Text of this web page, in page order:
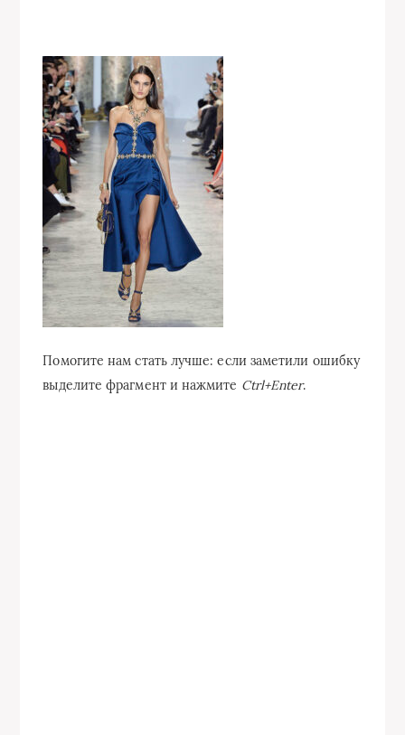
Помогите нам стать лучше: если заметили ошибку
выделите фрагмент и нажмите Ctrl+Enter.